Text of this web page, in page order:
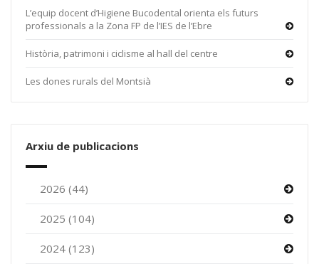
L’equip docent d’Higiene Bucodental orienta els futurs
professionals a la Zona FP de l’IES de l’Ebre
Història, patrimoni i ciclisme al hall del centre
Les dones rurals del Montsià
Arxiu de publicacions
2026 (44)
2025 (104)
2024 (123)